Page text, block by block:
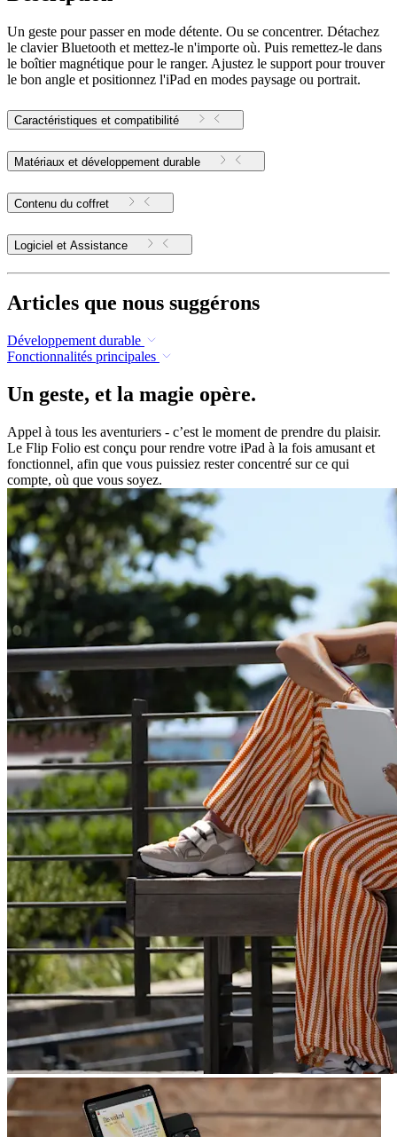
Un geste pour passer en mode détente. Ou se concentrer. Détachez
le clavier Bluetooth et mettez-le n'importe où. Puis remettez-le dans
le boîtier magnétique pour le ranger. Ajustez le support pour trouver
le bon angle et positionnez l'iPad en modes paysage ou portrait.
Caractéristiques et compatibilité
Matériaux et développement durable
Contenu du coffret
Logiciel et Assistance
Articles que nous suggérons
Développement durable
Fonctionnalités principales
Un geste, et la magie opère.
Appel à tous les aventuriers - c’est le moment de prendre du plaisir.
Le Flip Folio est conçu pour rendre votre iPad à la fois amusant et
fonctionnel, afin que vous puissiez rester concentré sur ce qui
compte, où que vous soyez.